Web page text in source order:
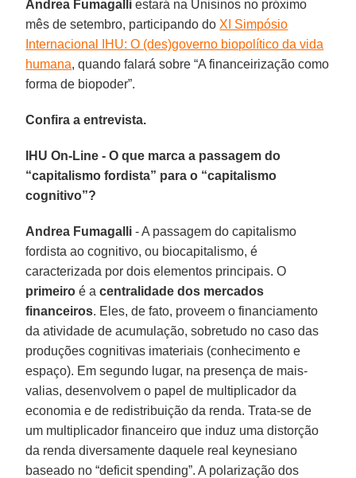
Andrea Fumagalli estará na Unisinos no próximo
mês de setembro, participando do XI Simpósio
Internacional IHU: O (des)governo biopolítico da vida
humana, quando falará sobre “A financeirização como
forma de biopoder”.
Confira a entrevista.
IHU On-Line - O que marca a passagem do
“capitalismo fordista” para o “capitalismo
cognitivo”?
Andrea Fumagalli - A passagem do capitalismo
fordista ao cognitivo, ou biocapitalismo, é
caracterizada por dois elementos principais. O
primeiro é acentralidade dos mercados
financeiros. Eles, de fato, proveem o financiamento
da atividade de acumulação, sobretudo no caso das
produções cognitivas imateriais (conhecimento e
espaço). Em segundo lugar, na presença de mais-
valias, desenvolvem o papel de multiplicador da
economia e de redistribuição da renda. Trata-se de
um multiplicador financeiro que induz uma distorção
da renda diversamente daquele real keynesiano
baseado no “deficit spending”. A polarização dos